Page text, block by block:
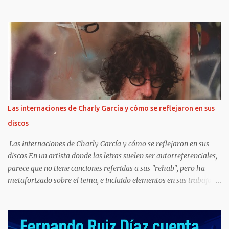
tiempos , Paris y Prince compartieron sus preparativos en sus
respectivas cuentas de Instagram. Blanket , en cambio, no participó
en esas publicaciones, pero sí se pudo registrar su presencia a la
salida del evento. ¿Cómo se los vio? Paris deslumbró con un largo
vestido rojo estampado que mostraba sus tatuajes en el pecho, con
accesorios boho y botas. Ellos, en cambio, eligieron elegantes
trajes. La...
Las internaciones de Charly García y cómo se reflejaron en sus
discos
Las internaciones de Charly García y cómo se reflejaron en sus
discos En un artista donde las letras suelen ser autorreferenciales,
parece que no tiene canciones referidas a sus "rehab", pero ha
metaforizado sobre el tema, e incluido elementos en sus trabajos
charly-garcia-reflejaron-discos_0_UF5QsSfPYS.html Sergio Marchi